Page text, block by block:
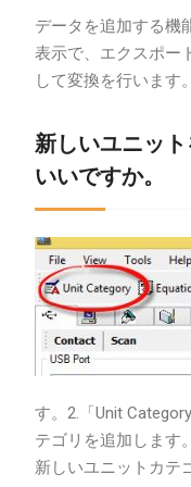
データを追加する機
表示で、エクスポー
して変換を行います。
新しいユニッ
いいですか。
す。2.「Unit
テゴリを追加します
新しいユニットカテ